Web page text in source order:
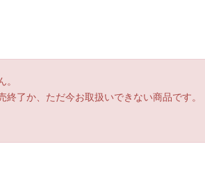
。
終了か、ただ今お取扱いできない商品です。